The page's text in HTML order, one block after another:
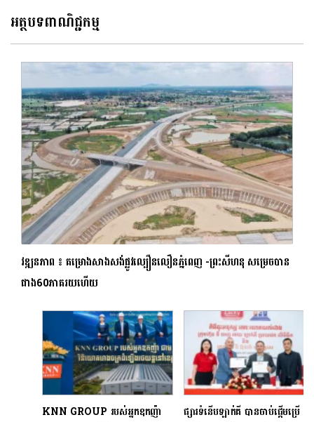
អត្ថបទពាណិជ្ជកម្ម
វឌ្ឍនភាព ៖ គម្រោងសាងសង់ផ្លូវល្បឿនលឿនភ្នំពេញ -ព្រះសីហនុ សម្រេចបាន
ជាង60ភាគរយហើយ
KNN GROUP របស់អ្នកឧកញ៉ា​
ផ្សារទំនើបឡាក់គី បានចាប់ផ្ដើមប្រើ